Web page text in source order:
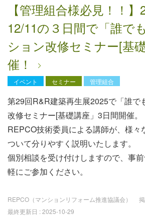
【管理組合様必見！！】
12/11の３日間で「誰で
ション改修セミナー[基
催！
イベント セミナー 管理組合
第29回R&R建築再生展2025で「誰で
改修セミナー[基礎講座」3日間開催。
REPCO技術委員による講師が、様々
ついて分りやすく説明いたします。
個別相談を受け付けしますので、事
軽にご参加ください。
REPCO（マンションリフォーム推進協議会）
最終更新日 :2025-10-29